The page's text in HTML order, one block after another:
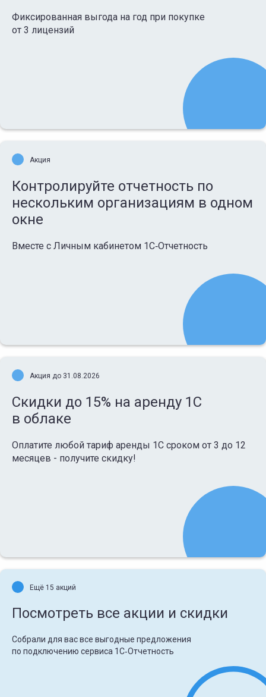
Фиксированная выгода на год при покупке
от 3 лицензий
Акция
Контролируйте отчетность по
нескольким организациям в одном
окне
Вместе с Личным кабинетом 1С‑Отчетность
Акция до 31.08.2026
Скидки до 15% на аренду 1С
в облаке
Оплатите любой тариф аренды 1С сроком от 3 до 12
месяцев - получите скидку!
Ещё 15 акций
Посмотреть все акции и скидки
Собрали для вас все выгодные предложения
по подключению сервиса 1С‑Отчетность